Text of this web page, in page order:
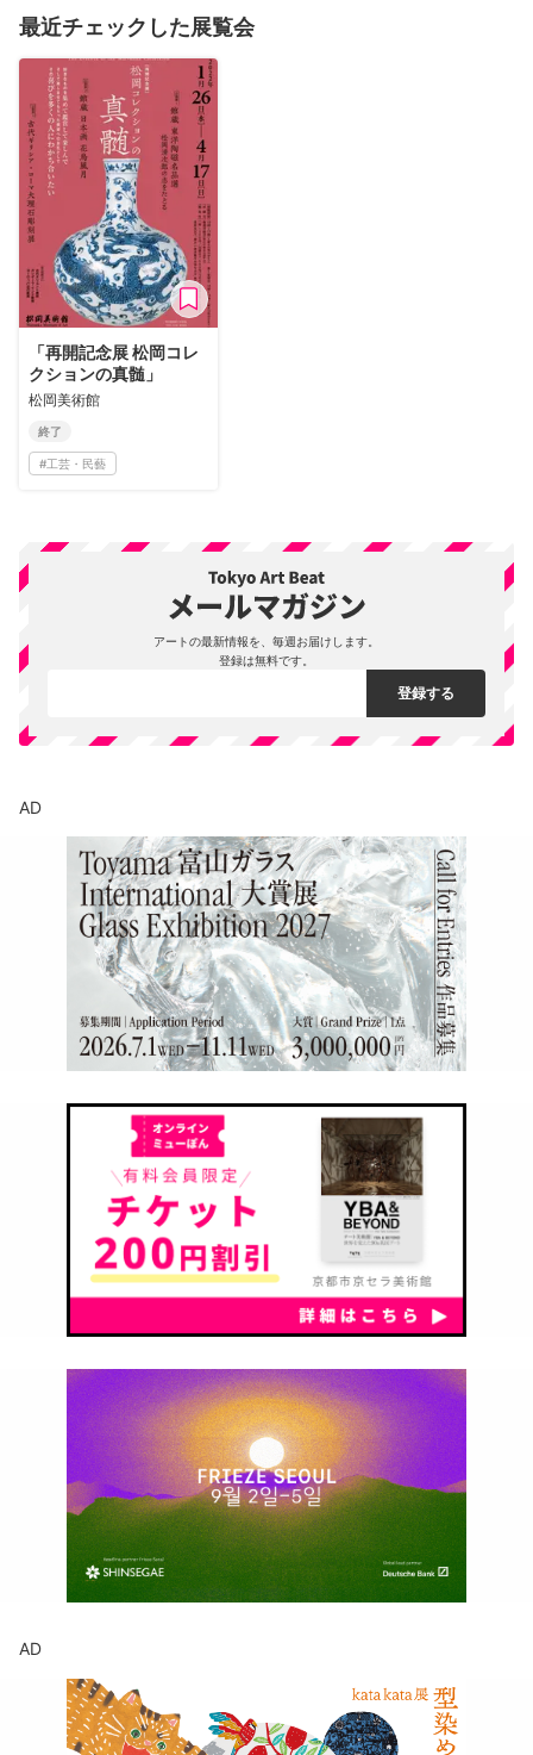
最近チェックした展覧会
「再開記念展 松岡コレ
クションの真髄」
松岡美術館
終了
#工芸・民藝
アートの最新情報を、毎週お届けします。
登録は無料です。
AD
AD